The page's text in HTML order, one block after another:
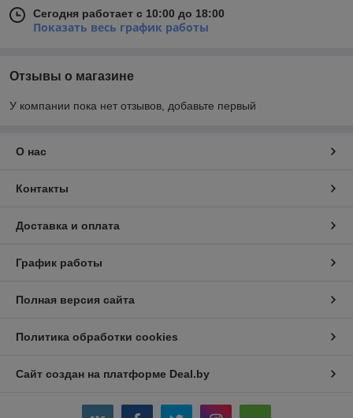
Сегодня работает с 10:00 до 18:00
Показать весь график работы
Отзывы о магазине
У компании пока нет отзывов, добавьте первый
О нас
Контакты
Доставка и оплата
График работы
Полная версия сайта
Политика обработки cookies
Сайт создан на платформе Deal.by